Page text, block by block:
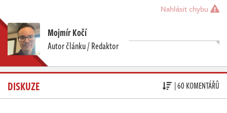
Nahlásit chybu
Mojmír Kočí
Autor článku / Redaktor
DISKUZE | 60 KOMENTÁŘŮ